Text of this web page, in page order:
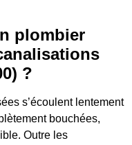
plombier
?
s’écoulent lentement
bouchées,
Outre les